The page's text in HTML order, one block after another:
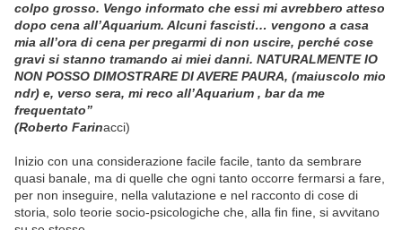
colpo grosso. Vengo informato che essi mi avrebbero atteso
dopo cena all’Aquarium. Alcuni fascisti… vengono a casa
mia all’ora di cena per pregarmi di non uscire, perché cose
gravi si stanno tramando ai miei danni. NATURALMENTE IO
NON POSSO DIMOSTRARE DI AVERE PAURA, (maiuscolo mio
ndr) e, verso sera, mi reco all’Aquarium , bar da me
frequentato”
(Roberto Farinacci)
Inizio con una considerazione facile facile, tanto da sembrare
quasi banale, ma di quelle che ogni tanto occorre fermarsi a fare,
per non inseguire, nella valutazione e nel racconto di cose di
storia, solo teorie socio-psicologiche che, alla fin fine, si avvitano